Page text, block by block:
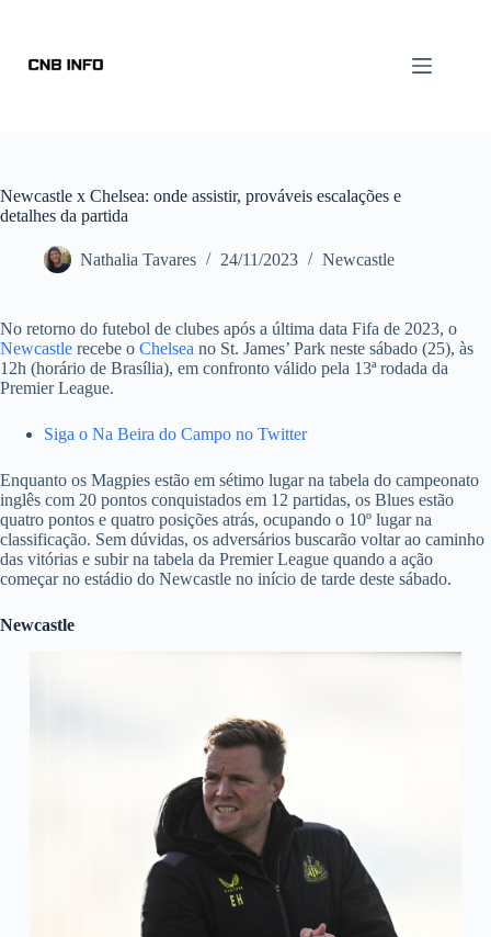
Newcastle x Chelsea: onde assistir, prováveis escalações e
detalhes da partida
Nathalia Tavares 24/11/2023 Newcastle
No retorno do futebol de clubes após a última data Fifa de 2023, o
Newcastle recebe o Chelsea no St. James’ Park neste sábado (25), às
12h (horário de Brasília), em confronto válido pela 13ª rodada da
Premier League.
Siga o Na Beira do Campo no Twitter
Enquanto os Magpies estão em sétimo lugar na tabela do campeonato
inglês com 20 pontos conquistados em 12 partidas, os Blues estão
quatro pontos e quatro posições atrás, ocupando o 10º lugar na
classificação. Sem dúvidas, os adversários buscarão voltar ao caminho
das vitórias e subir na tabela da Premier League quando a ação
começar no estádio do Newcastle no início de tarde deste sábado.
Newcastle